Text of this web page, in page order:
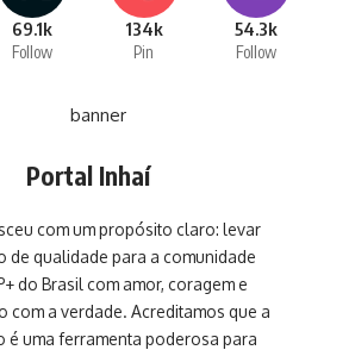
69.1k
Follow
134k
Pin
54.3k
Follow
Portal Inhaí
com um propósito claro: levar
de qualidade para a comunidade
do Brasil com amor, coragem e
com a verdade. Acreditamos que a
é uma ferramenta poderosa para